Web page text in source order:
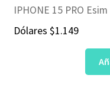
IPHONE 15 PRO
Dólares $1.149